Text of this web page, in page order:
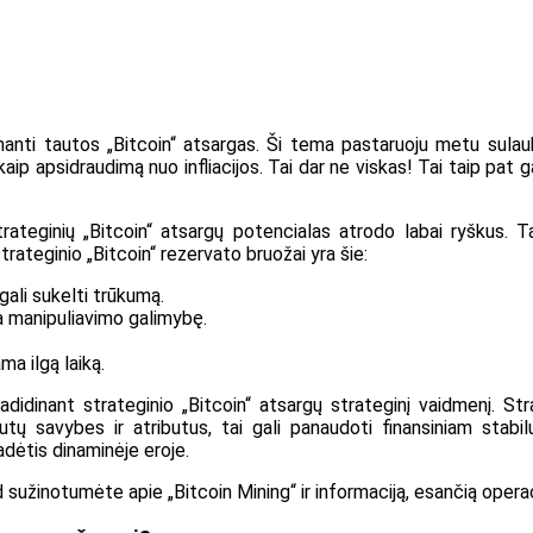
tautos „Bitcoin“ atsargas. Ši tema pastaruoju metu
apsidraudimą nuo infliacijos. Tai dar ne viskas! Tai taip
„Bitcoin“ atsargų potencialas atrodo labai ryškus.
„Bitcoin“ rezervato bruožai yra šie:
sukelti trūkumą.
galimybę.
ilgą laiką.
strateginio „Bitcoin“ atsargų strateginį vaidmenį.
savybes ir atributus, tai gali panaudoti finansiniam
dinaminėje eroje.
apie „Bitcoin Mining“ ir informaciją, esančią